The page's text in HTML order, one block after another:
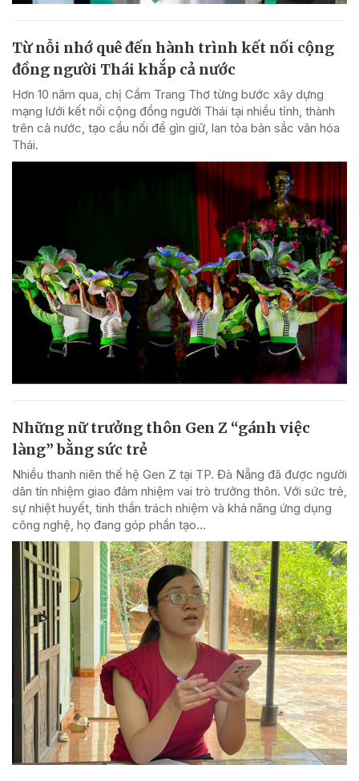
Từ nỗi nhớ quê đến hành trình kết nối cộng
đồng người Thái khắp cả nước
Hơn 10 năm qua, chị Cầm Trang Thơ từng bước xây dựng
mạng lưới kết nối cộng đồng người Thái tại nhiều tỉnh, thành
trên cả nước, tạo cầu nối để gìn giữ, lan tỏa bản sắc văn hóa
Thái.
Những nữ trưởng thôn Gen Z “gánh việc
làng” bằng sức trẻ
Nhiều thanh niên thế hệ Gen Z tại TP. Đà Nẵng đã được người
dân tín nhiệm giao đảm nhiệm vai trò trưởng thôn. Với sức trẻ,
sự nhiệt huyết, tinh thần trách nhiệm và khả năng ứng dụng
công nghệ, họ đang góp phần tạo...